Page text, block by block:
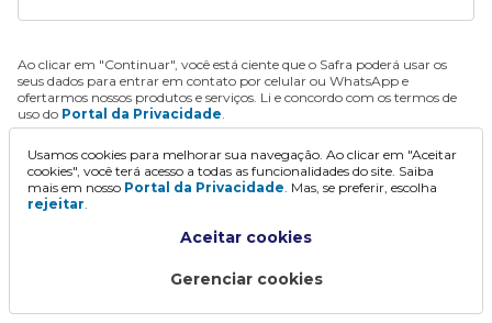
Ao clicar em "Continuar", você está ciente que o Safra poderá usar os
seus dados para entrar em contato por celular ou WhatsApp e
ofertarmos nossos produtos e serviços. Li e concordo com os termos de
uso do Portal da Privacidade.
Continuar
Usamos cookies para melhorar sua navegação. Ao clicar em "Aceitar
cookies", você terá acesso a todas as funcionalidades do site. Saiba
mais em nosso Portal da Privacidade. Mas, se preferir, escolha
rejeitar.
Aceitar cookies
Gerenciar cookies